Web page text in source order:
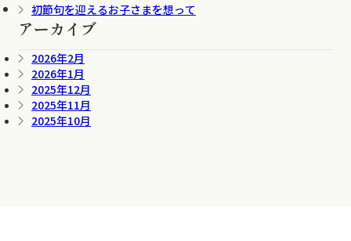
初節句を迎えるお子さまを想って
アーカイブ
2026年2月
2026年1月
2025年12月
2025年11月
2025年10月